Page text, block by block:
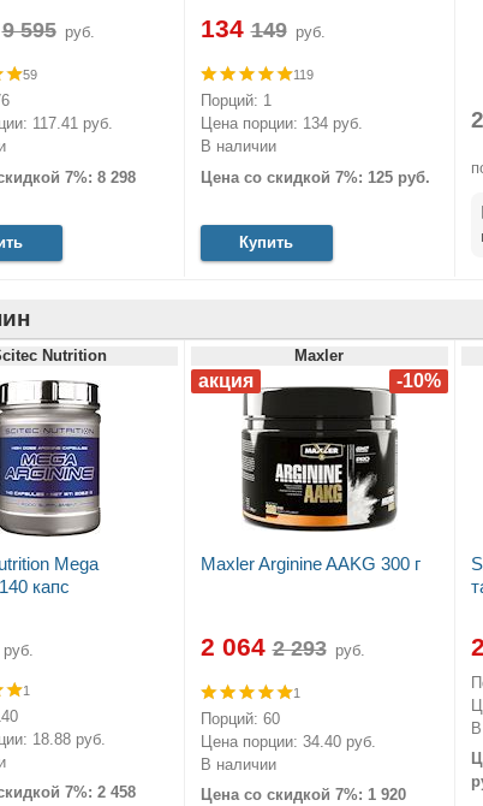
руб.
59
117.41 руб.
7%: 8 298
134 руб.
119
Порций: 1
Цена порции: 134 руб.
В наличии
Цена со скидкой 7%: 125 руб.
Купить
Nutrition
Mega
капс
руб.
1
18.88 руб.
7%: 2 458
Maxler
Maxler Arginine AAKG 300 г
2 064 руб.
1
Порций: 60
Цена порции: 34.40 руб.
В наличии
Цена со скидкой 7%: 1 920